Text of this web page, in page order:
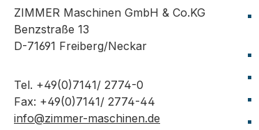
ZIMMER Maschinen GmbH & Co.KG
Benzstraße 13
D-71691 Freiberg/Neckar
Tel. +49(0)7141/ 2774-0
Fax: +49(0)7141/ 2774-44
info@zimmer-maschinen.de